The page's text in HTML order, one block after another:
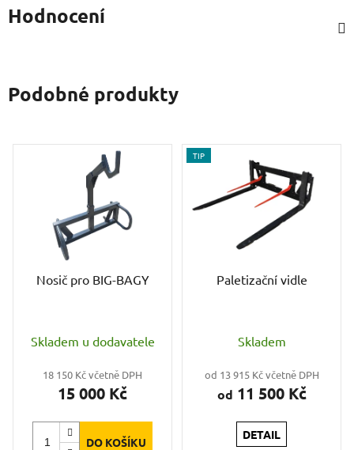
Hodnocení
Podobné produkty
Nosič pro BIG-BAGY
Skladem u dodavatele
18 150 Kč včetně DPH
15 000 Kč
DO KOŠÍKU
TIP
Paletizační vidle
hodnocení
produktu
je
z
Skladem
od 13 915 Kč včetně DPH
od 11 500 Kč
DETAIL